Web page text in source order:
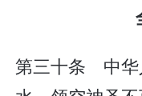
第三十条 中华